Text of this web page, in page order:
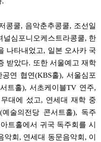
콩쿨, 음악춘추콩쿨, 조선일
널심포니오케스트라콩쿨, 한
나타내었고, 일본 오사카 국
받았다. 또한 서울예고 재학
연 협연(KBS홀), 서울심포
트홀), 서초케이블TV 연주,
대에 섰고, 연세대 재학 중
예술의전당 콘서트홀), 독주
트홀에서 귀국 독주회를 시
회, 연세대 동문음악회, 이